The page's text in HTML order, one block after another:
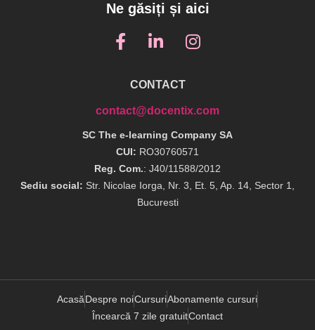
Ne găsiți și aici
CONTACT
contact@docentix.com
SC The e-learning Company SA
CUI: RO30760571
Reg. Com.: J40/11588/2012
Sediu social: Str. Nicolae Iorga, Nr. 3, Et. 5, Ap. 14, Sector 1,
Bucuresti
AcasăDespre noiCursuriAbonamente cursuri
Încearcă 7 zile gratuitContact